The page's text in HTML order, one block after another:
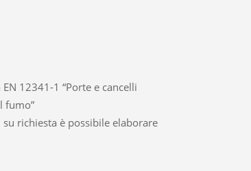
12341-1 “Porte e cancelli
fumo”
richiesta è possibile elaborare